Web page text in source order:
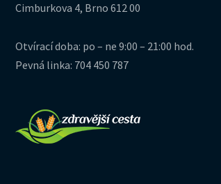
Cimburkova 4, Brno 612 00
Otvírací doba: po – ne 9:00 – 21:00 hod.
Pevná linka: 704 450 787